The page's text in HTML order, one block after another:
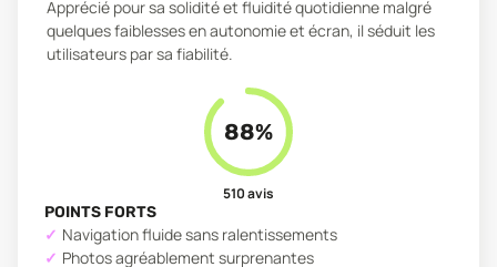
Apprécié pour sa solidité et fluidité quotidienne malgré
quelques faiblesses en autonomie et écran, il séduit les
utilisateurs par sa fiabilité.
88%
510avis
POINTS FORTS
Navigation fluide sans ralentissements
Photos agréablement surprenantes